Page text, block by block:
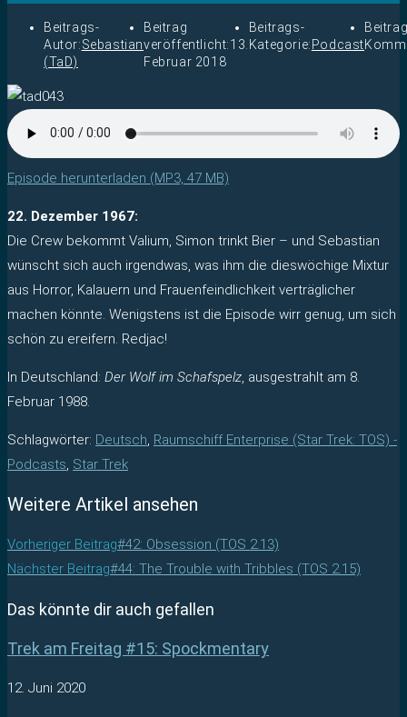
Beitrags-
Autor:Sebastian
(TaD)
Beitrag
veröffentlicht:13.
Februar 2018
Beitrags-
Kategorie: Podcast
Episode herunterladen (MP3, 47 MB)
22. Dezember 1967:
Die Crew bekommt Valium, Simon trinkt Bier – und Sebastian
wünscht sich auch irgendwas, was ihm die dieswöchige Mixtur
aus Horror, Kalauern und Frauenfeindlichkeit verträglicher
machen könnte. Wenigstens ist die Episode wirr genug, um sich
schön zu ereifern. Redjac!
In Deutschland: Der Wolf im Schafspelz, ausgestrahlt am 8.
Februar 1988.
Schlagwörter: Deutsch, Raumschiff Enterprise (Star Trek: TOS) -
Podcasts, Star Trek
Weitere Artikel ansehen
Vorheriger Beitrag#42: Obsession (TOS 2.13)
Nächster Beitrag#44: The Trouble with Tribbles (TOS 2.15)
Das könnte dir auch gefallen
Trek am Freitag #15: Spockmentary
12. Juni 2020